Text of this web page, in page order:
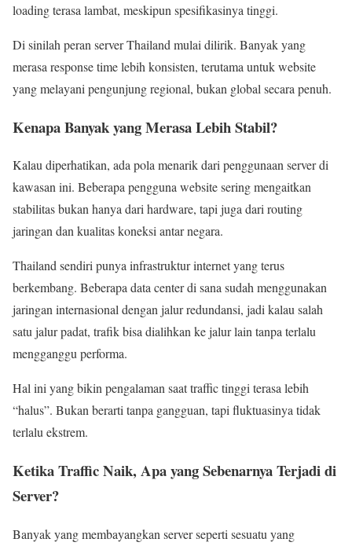
loading terasa lambat, meskipun spesifikasinya tinggi.
Di sinilah peran server Thailand mulai dilirik. Banyak yang
merasa response time lebih konsisten, terutama untuk website
yang melayani pengunjung regional, bukan global secara penuh.
Kenapa Banyak yang Merasa Lebih Stabil?
Kalau diperhatikan, ada pola menarik dari penggunaan server di
kawasan ini. Beberapa pengguna website sering mengaitkan
stabilitas bukan hanya dari hardware, tapi juga dari routing
jaringan dan kualitas koneksi antar negara.
Thailand sendiri punya infrastruktur internet yang terus
berkembang. Beberapa data center di sana sudah menggunakan
jaringan internasional dengan jalur redundansi, jadi kalau salah
satu jalur padat, trafik bisa dialihkan ke jalur lain tanpa terlalu
mengganggu performa.
Hal ini yang bikin pengalaman saat traffic tinggi terasa lebih
“halus”. Bukan berarti tanpa gangguan, tapi fluktuasinya tidak
terlalu ekstrem.
Ketika Traffic Naik, Apa yang Sebenarnya Terjadi di
Server?
Banyak yang membayangkan server seperti sesuatu yang